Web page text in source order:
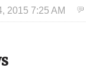
2015 7:25 AM